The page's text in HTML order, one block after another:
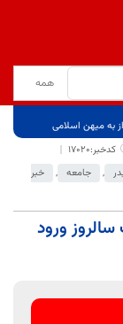
به میهن اسلامی
کدخبر:17020
, جامعه ,
خبر
ورود